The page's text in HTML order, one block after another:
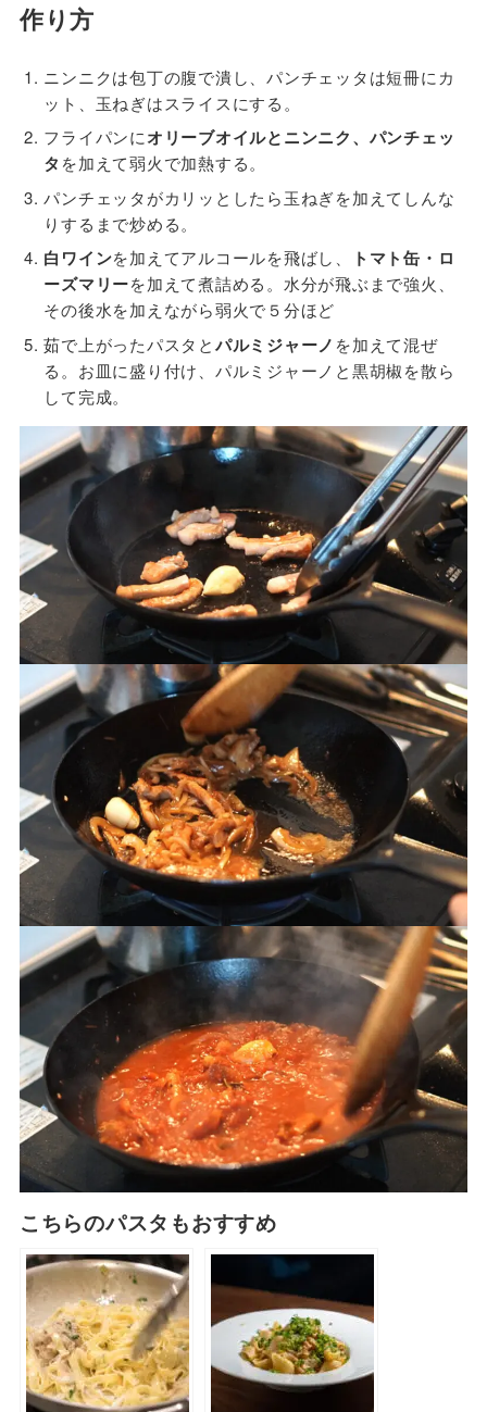
作り方
ニンニクは包丁の腹で潰し、パンチェッタは短冊にカ
ット、玉ねぎはスライスにする。
フライパンにオリーブオイルとニンニク、パンチェッ
タ を加えて弱火で加熱する。
パンチェッタがカリッとしたら玉ねぎを加えてしんな
りするまで炒める。
白ワインを加えてアルコールを飛ばし、
トマト缶・ロ
ーズマリーを加えて煮詰める。水分が飛ぶまで強火、
その後水を加えながら弱火で５分ほど
茹で上がったパスタとパルミジャーノ を加えて混ぜ
る。お皿に盛り付け、パルミジャーノと黒胡椒を散ら
して完成。
こちらのパスタもおすすめ